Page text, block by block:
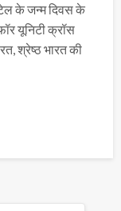
के जन्म दिवस के
यूनिटी क्रॉस
श्रेष्ठ भारत की